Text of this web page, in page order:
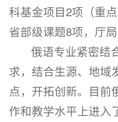
科基金项目2项（重
省部级课题8项，厅
俄语专业紧密结
求，结合生源、地域
点，开拓创新。目前
作和教学水平上进入